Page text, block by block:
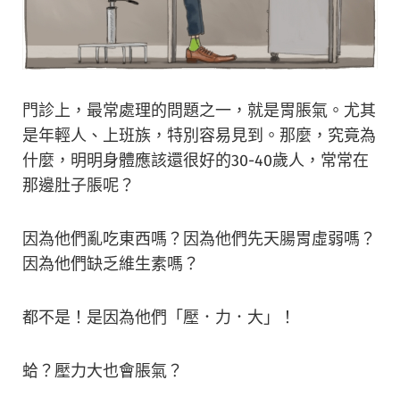
門診上，最常處理的問題之一，就是胃脹氣。尤其
是年輕人、上班族，特別容易見到。那麼，究竟為
什麼，明明身體應該還很好的30-40歲人，常常在
那邊肚子脹呢？
因為他們亂吃東西嗎？因為他們先天腸胃虛弱嗎？
因為他們缺乏維生素嗎？
都不是！是因為他們「壓．力．大」！
蛤？壓力大也會脹氣？